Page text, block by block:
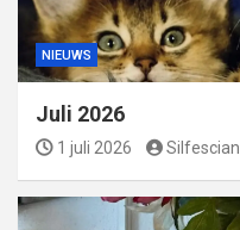
NIEUWS
Juli 2026
1 juli 2026 Silfescian